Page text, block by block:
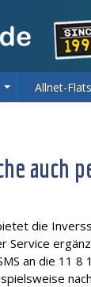
Allnet-Flats
auch
die
Service
an die 11